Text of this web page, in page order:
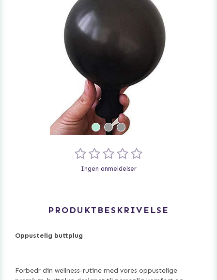
Ingen anmeldelser
PRODUKTBESKRIVELSE
Oppustelig buttplug
Forbedr din wellness-rutine med vores oppustelige